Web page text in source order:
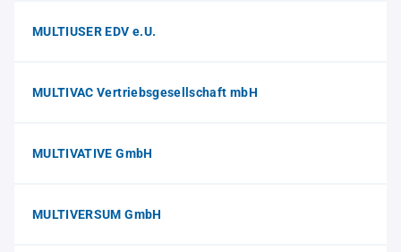
MULTIUSER EDV e.U.
MULTIVAC Vertriebsgesellschaft mbH
MULTIVATIVE GmbH
MULTIVERSUM GmbH